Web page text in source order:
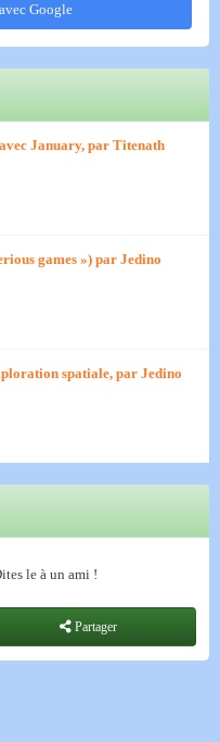
Google
January, par Titenath
games ») par Jedino
spatiale, par Jedino
le à un ami !
Partager